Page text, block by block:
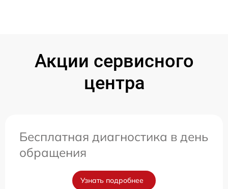
Акции сервисного
центра
Бесплатная диагностика в день
обращения
Узнать подробнее